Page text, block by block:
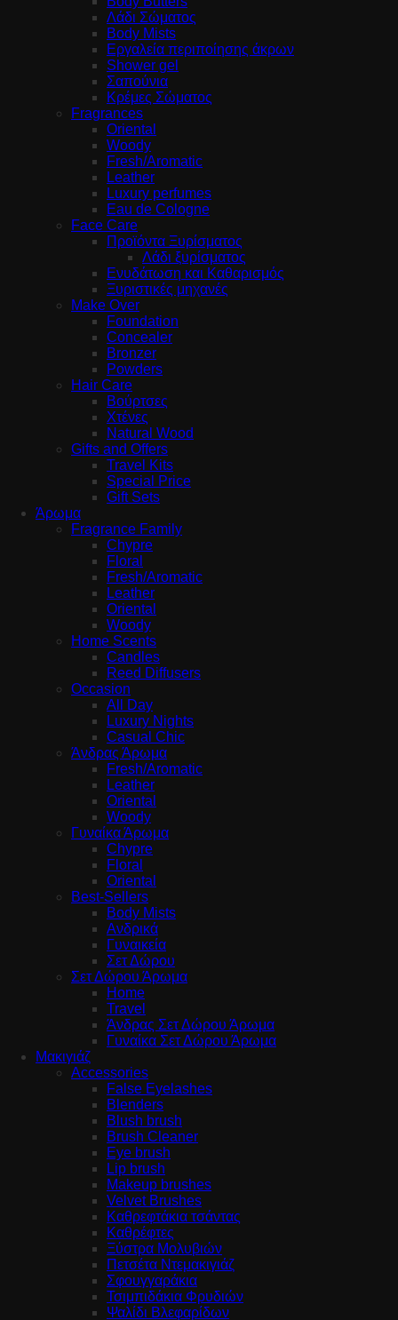
Λάδι Σώματος
Body Mists
Εργαλεία περιποίησης άκρων
Shower gel
Σαπούνια
Κρέμες Σώματος
Fragrances
Oriental
Woody
Fresh/Aromatic
Leather
Luxury perfumes
Eau de Cologne
Face Care
Προϊόντα Ξυρίσματος
Λάδι ξυρίσματος
Ενυδάτωση και Καθαρισμός
Ξυριστικές μηχανές
Make Over
Foundation
Concealer
Bronzer
Powders
Hair Care
Βούρτσες
Χτένες
Natural Wood
Gifts and Offers
Travel Kits
Special Price
Gift Sets
Άρωμα
Fragrance Family
Chypre
Floral
Fresh/Aromatic
Leather
Oriental
Woody
Home Scents
Candles
Reed Diffusers
Occasion
All Day
Luxury Nights
Casual Chic
Άνδρας Άρωμα
Fresh/Aromatic
Leather
Oriental
Woody
Γυναίκα Άρωμα
Chypre
Floral
Oriental
Best-Sellers
Body Mists
Ανδρικά
Γυναικεία
Σετ Δώρου
Σετ Δώρου Άρωμα
Home
Travel
Άνδρας Σετ Δώρου Άρωμα
Γυναίκα Σετ Δώρου Άρωμα
Μακιγιάζ
Accessories
False Eyelashes
Blenders
Blush brush
Brush Cleaner
Eye brush
Lip brush
Makeup brushes
Velvet Brushes
Καθρεφτάκια τσάντας
Καθρέφτες
Ξύστρα Μολυβιών
Πετσέτα Ντεμακιγιάζ
Σφουγγαράκια
Τσιμπιδάκια Φρυδιών
Ψαλίδι Βλεφαρίδων